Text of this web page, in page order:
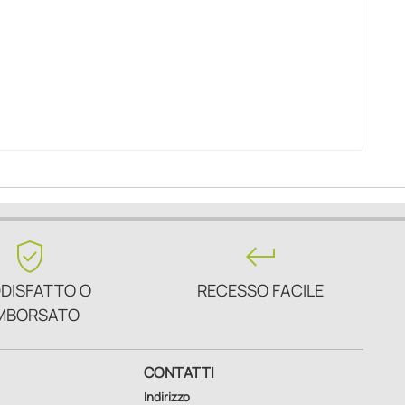
verified_user
O
keyboard_return
RECESSO FACILE
CONTATTI
Indirizzo